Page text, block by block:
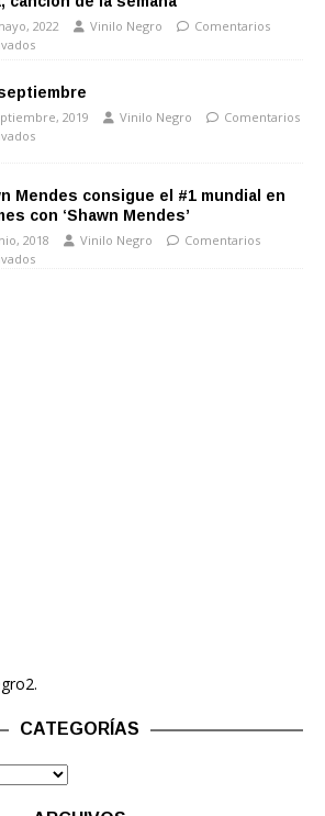
2022 Vinilo Negro
Comentarios
2019 Vinilo Negro
Comentarios
Mendes consigue el #1 mundial en
con ‘Shawn Mendes’
2018 Vinilo Negro
Comentarios
CATEGORÍAS